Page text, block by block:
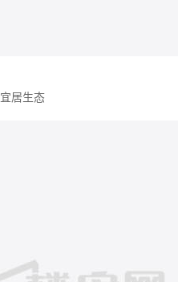
宜居生态